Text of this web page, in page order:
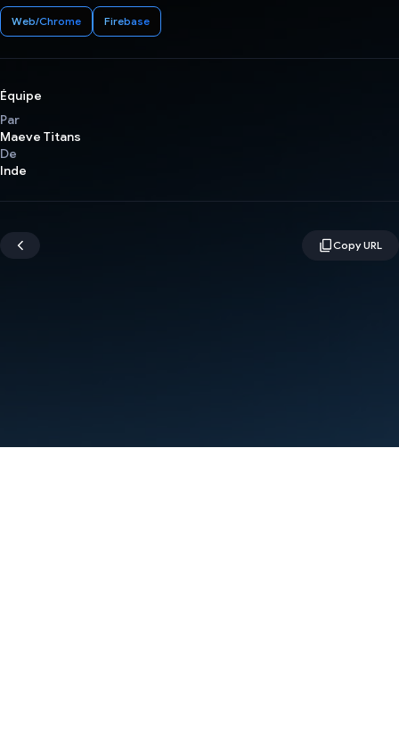
Web/Chrome Firebase
Équipe
Par
Maeve Titans
De
Inde